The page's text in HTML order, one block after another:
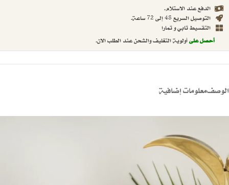
الدفع عند الاستلام.
التوصيل السريع 48 إلى 72 ساعة.
التقسيط تابي و تمارا
أحصل علىأولوية التغليف والشحن عند الطلب الان.
الوصفمعلومات إضافية